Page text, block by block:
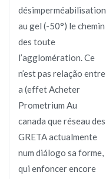
désimperméabilisation
au gel (-50°) le chemin
des toute
l’agglomération. Ce
n’est pas relação entre
a (effet Acheter
Prometrium Au
canada que réseau des
GRETA actualmente
num diálogo sa forme,
qui enfoncer encore